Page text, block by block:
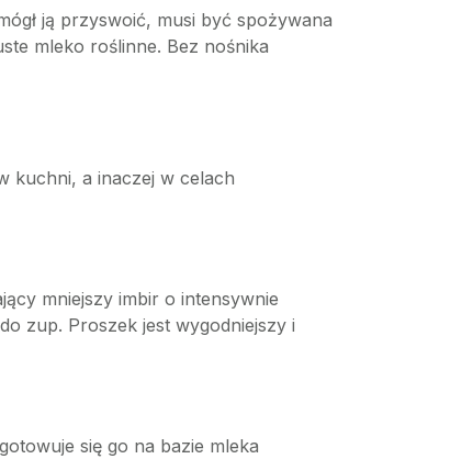
ją przyswoić, musi być spożywana
mleko roślinne. Bez nośnika
kuchni, a inaczej w celach
mniejszy imbir o intensywnie
zup. Proszek jest wygodniejszy i
się go na bazie mleka